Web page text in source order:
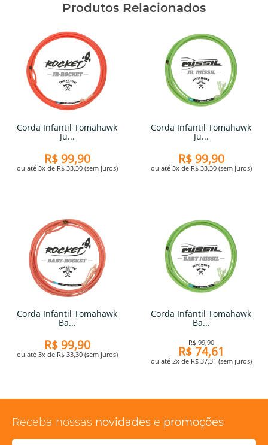
Produtos Relacionados
Corda Infantil Tomahawk
Ju...
R$ 99,90
ou até 3x de R$ 33,30 (sem juros)
Corda Infantil Tomahawk
Ju...
R$ 99,90
ou até 3x de R$ 33,30 (sem juros)
Corda Infantil Tomahawk
Ba...
R$ 99,90
ou até 3x de R$ 33,30 (sem juros)
Corda Infantil Tomahawk
Ba...
R$ 99,90
R$ 74,61
ou até 2x de R$ 37,31 (sem juros)
Receba nossas novidades e promoções